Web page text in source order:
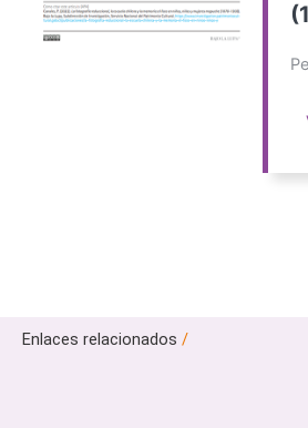
Enlaces relacionados /